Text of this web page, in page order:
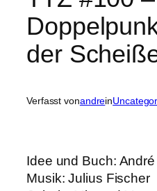
der
Verfasst vonandrein
Idee und Buch:
Musik: Julius Fischer